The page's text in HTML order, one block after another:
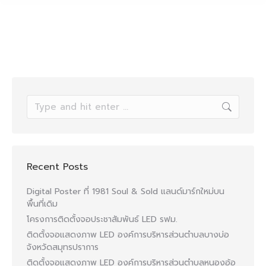
Recent Posts
Digital Poster ที่ 1981 Soul & Sold แลนด์มาร์กใหม่บน
พื้นที่เดิม
โครงการติดตั้งจอประชาสัมพันธ์ LED รฟม.
ติดตั้งจอแสดงภาพ LED องค์การบริหารส่วนตำบลบางบ่อ
จังหวัดสมุทรปราการ
ติดตั้งจอแสดงภาพ LED องค์การบริหารส่วนตำบลหนองอ้อ